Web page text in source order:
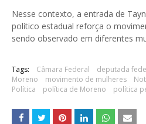
Nesse contexto, a entrada de
político estadual reforça o
sendo observado em diferentes
Tags: Câmara Federal deputada
Moreno
movimento de mulheres
Política
política de Moreno política